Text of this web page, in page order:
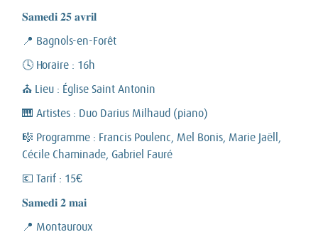
𝐒𝐚𝐦𝐞𝐝𝐢 𝟐𝟓 𝐚𝐯𝐫𝐢𝐥
📍 Bagnols-en-Forêt
🕓 Horaire : 16h
⛪ Lieu : Église Saint Antonin
🎹 Artistes : Duo Darius Milhaud (piano)
🎼 Programme : Francis Poulenc, Mel Bonis, Marie Jaëll,
Cécile Chaminade, Gabriel Fauré
💶 Tarif : 15€
𝐒𝐚𝐦𝐞𝐝𝐢 𝟐 𝐦𝐚𝐢
📍 Montauroux